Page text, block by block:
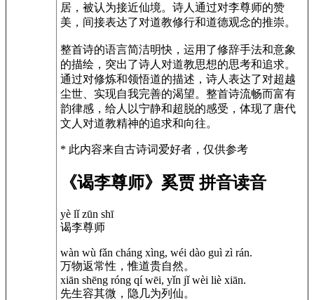
居，被认为接近仙境。诗人通过对李尊师的赞
美，间接表达了对道教修行和道德观念的推崇。
整首诗的语言简洁明快，运用了修辞手法和意象
的描绘，突出了诗人对道教思想的思考和追求。
通过对修炼和领悟道的描述，诗人表达了对超越
尘世、实现自我完善的渴望。整首诗流畅而富有
韵律感，给人以宁静和超脱的感受，体现了唐代
文人对道教精神的追求和向往。
* 此内容来自古诗词爱好者，仅供参考
《谒李尊师》奚贾 拼音读音
yè lǐ zūn shī
谒李尊师
wàn wù fǎn cháng xìng, wéi dào guì zì rán.
万物返常性，惟道贵自然。
xiān shēng róng qí wēi, yǐn jǐ wèi liè xiān.
先生容其微，隐几为列仙。